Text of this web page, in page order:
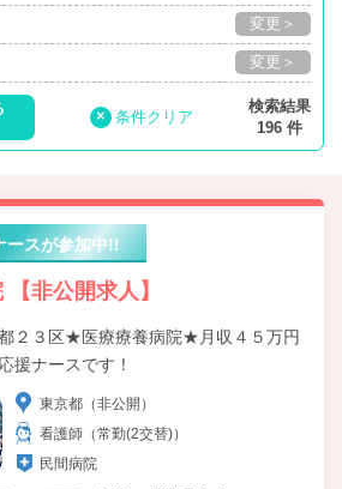
変更＞
変更＞
× 条件クリア
検索結果
196 件
ースが参加中!!
非公開求人】
都２３区★医療療養病院★月収４５万円
援ナースです！
東京都（非公開）
看護師（常勤(2交替)）
民間病院